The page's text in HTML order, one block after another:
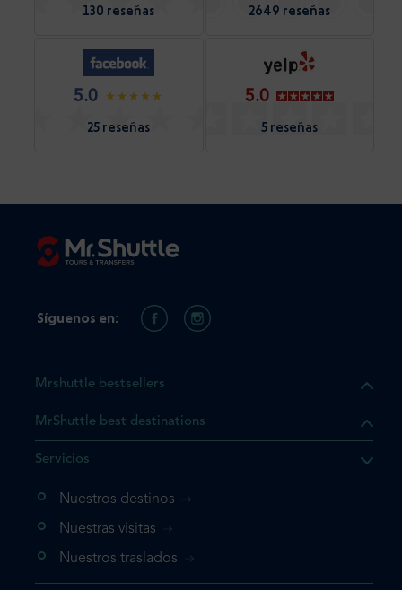
130 reseñas 2649 reseñas
5.0
25 reseñas
5.0
5 reseñas
el producto que busca ya
vaya directamente a su
su reserva.
una vez
Mrshuttle bestsellers
MrShuttle best destinations
Servicios
Nuestros destinos
Nuestras visitas
Nuestros traslados
Síguenos en: